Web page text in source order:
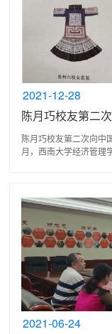
2021-12-28
陈月巧校友第二次向中
月，西南大学经济管理
2021-06-24